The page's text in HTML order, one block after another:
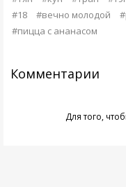
#18
#вечно молодой
#пицца с ананасом
Комментарии
Для того,